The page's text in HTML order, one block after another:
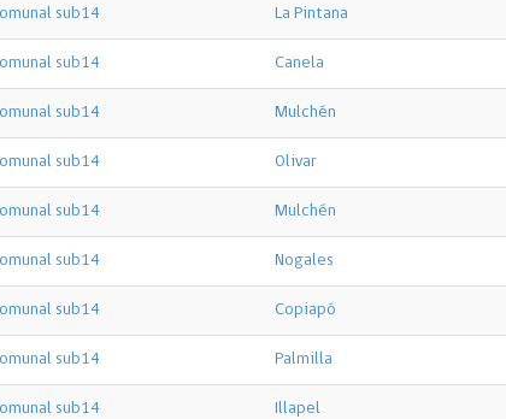
sub14 La Pintana
sub14 Canela
sub14 Mulchén
sub14 Olivar
sub14 Mulchén
sub14 Nogales
sub14 Copiapó
sub14 Palmilla
sub14 Illapel